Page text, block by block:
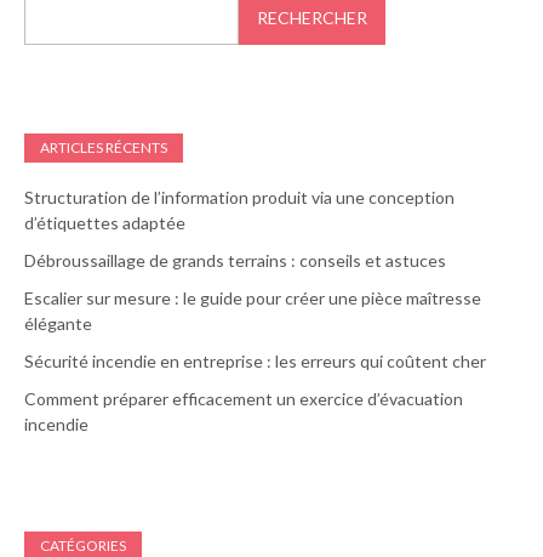
RECHERCHER
ARTICLES RÉCENTS
Structuration de l’information produit via une conception
d’étiquettes adaptée
Débroussaillage de grands terrains : conseils et astuces
Escalier sur mesure : le guide pour créer une pièce maîtresse
élégante
Sécurité incendie en entreprise : les erreurs qui coûtent cher
Comment préparer efficacement un exercice d’évacuation
incendie
CATÉGORIES